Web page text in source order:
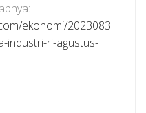
ekonomi/2023083
industri-ri-agustus-